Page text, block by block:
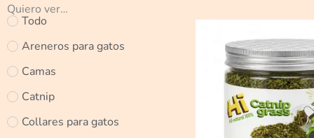
Quiero ver…
Todo
Areneros para gatos
Camas
Catnip
Collares para gatos